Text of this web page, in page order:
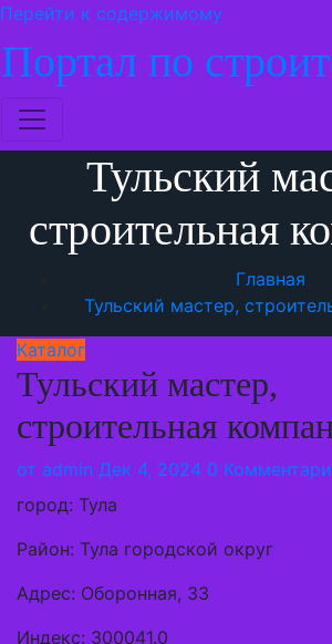
Перейти к содержимому
Портал по
Тульский
строительная
Главная
Тульский мастер,
Каталог
Тульский мастер,
строительная
от admin Дек 4, 2024 0
город: Тула
Район: Тула городской округ
Адрес: Оборонная, 33
Индекс: 300041.0